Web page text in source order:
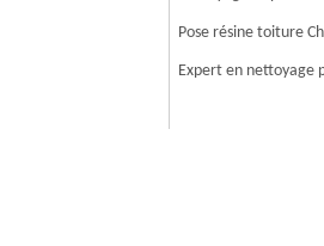
Pose résine toiture
Expert en nettoyage